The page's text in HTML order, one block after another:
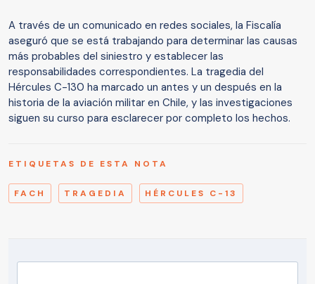
A través de un comunicado en redes sociales, la Fiscalía
aseguró que se está trabajando para determinar las causas
más probables del siniestro y establecer las
responsabilidades correspondientes. La tragedia del
Hércules C-130 ha marcado un antes y un después en la
historia de la aviación militar en Chile, y las investigaciones
siguen su curso para esclarecer por completo los hechos.
ETIQUETAS DE ESTA NOTA
FACH TRAGEDIA HÉRCULES C-13